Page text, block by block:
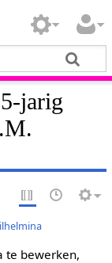
jarig
te bewerken,